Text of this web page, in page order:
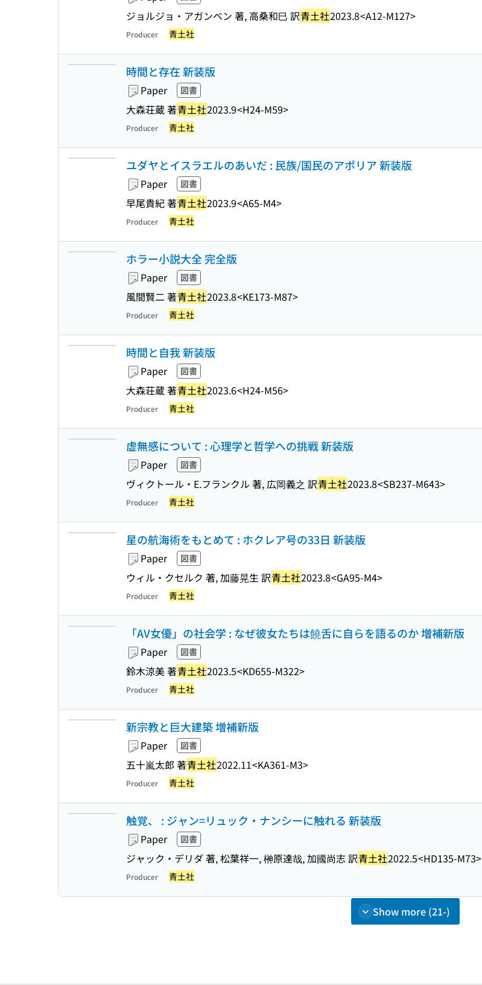
ジョルジョ・アガンベン 著, 高桑和巳 訳青土社2023.8<A12-M127>
Producer 青土社
時間と存在 新装版
Paper 図書
大森荘蔵 著青土社2023.9<H24-M59>
Producer 青土社
ユダヤとイスラエルのあいだ : 民族/国民のアポリア 新装版
Paper 図書
早尾貴紀 著青土社2023.9<A65-M4>
Producer 青土社
ホラー小説大全 完全版
Paper 図書
風間賢二 著青土社2023.8<KE173-M87>
Producer 青土社
時間と自我 新装版
Paper 図書
大森荘蔵 著青土社2023.6<H24-M56>
Producer 青土社
虚無感について : 心理学と哲学への挑戦 新装版
Paper 図書
ヴィクトール・E.フランクル 著, 広岡義之 訳青土社2023.8<SB237-M643>
Producer 青土社
星の航海術をもとめて : ホクレア号の33日 新装版
Paper 図書
ウィル・クセルク 著, 加藤晃生 訳青土社2023.8<GA95-M4>
Producer 青土社
「AV女優」の社会学 : なぜ彼女たちは饒舌に自らを語るのか 増補新版
Paper 図書
鈴木涼美 著青土社2023.5<KD655-M322>
Producer 青土社
新宗教と巨大建築 増補新版
Paper 図書
五十嵐太郎 著青土社2022.11<KA361-M3>
Producer 青土社
触覚、 : ジャン=リュック・ナンシーに触れる 新装版
Paper 図書
ジャック・デリダ 著, 松葉祥一, 榊原達哉, 加國尚志 訳青土社2022.5<HD135-M73>
Producer 青土社
Show more (21-)